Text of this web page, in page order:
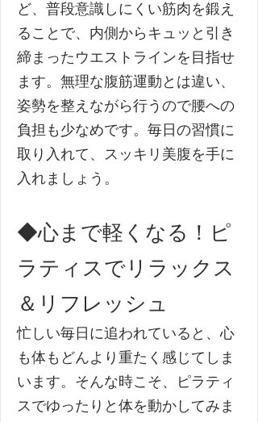
ど、普段意識しにくい筋肉を鍛え
ることで、内側からキュッと引き
締まったウエストラインを目指せ
ます。無理な腹筋運動とは違い、
姿勢を整えながら行うので腰への
負担も少なめです。毎日の習慣に
取り入れて、スッキリ美腹を手に
入れましょう。
◆心まで軽くなる！ピ
ラティスでリラックス
＆リフレッシュ
忙しい毎日に追われていると、心
も体もどんより重たく感じてしま
います。そんな時こそ、ピラティ
スでゆったりと体を動かしてみま